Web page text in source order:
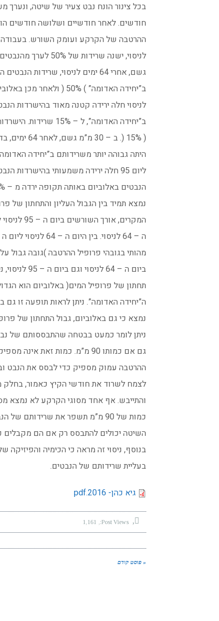
בכל צינור הונח נבט צעיר של שיטה,
חודשים. לאחר חודשיים ושלושה חודשים
ההרטבה של הקרקע ועומק השורש. בעבודה זו נמצא כי ב – 90
לניסוי, ישנה שרידות של 50% לערך מהנבטים, ב – 3 סוגי הקרקע. לעומת זאת, ב – 60 מ”מ
גשם, אחרי 64 ימים לניסוי, שרידות הנבטים הגבוהה ביותר הייתה בחול ) 90% (, לאחר מכן
ב”יחידה האדומה” ) 50% ( ולאחר מכן באלוביום ) 15% (. בין יום ה – 64 לניסוי ליום ה – 95
לניסוי חלה ירידה קטנה מאוד בהישרדות
ב”יחידה האדומה”, ל – 15% שרידות. הישרדות הנבטים באלוביום הייתה ונשארה נמוכה
( 15% (. ב – 30 מ”מ גשם, לאחר 64 ימים, בדומה ל – 60 מ”מ גשם, שרידות הנבטים בחול
היתה גבוהה יותר משרידותם ב”יחידה האדומה”
ליום 95 חלה ירידה משמעותי בהישרדות הנבטיים בחול וב”יחידה האדומה”. שרידות
הנבטים באלוביום באותה תקופה ירדה מ – 10% ל – 0% . בכל המדידות שנעשו, קצה השורש
נמצא תמיד בין הגבול העליון והתחתון של
המקרים, אורך השורשים ביום ה – 95 לניסוי לא היה ארוך יותר מאורכם של השורשים ביום
ה – 64 לניסוי. בין היום ה – 64 לניסוי ליום ה – 95 לניסוי, ברוב רובם של המקרים, אין שינוי
מהותי בגובהי פרופיל ההרטבה )גובה גבול עליון
ביום ה – 64 לניסוי וגם ביום ה – 95 לניסוי, ניתן לראות באופן ברור שעומק ההרטבה )גבול
תחתון של פרופיל המים( באלוביום הוא
ה”יחידה האדומה”. ניתן לראות תופעה זו גם ב – 60 מ”מ גשם אך באופן ברור
נמצא כי גם באלוביום, גבול התחתון של
ניתן לומר כמעט בבטחה שהתבססותם של
גם אם כמותו 90 מ”מ. כמות זאת אינה מספיקה להביא את גבולו התחתון של פרופיל
ההרטבה עמוק מספיק כדי לבסס את הנבט
לצמח לשרוד את חודשי הקיץ כאמור,
והתייבש. אף אחד מסוגי הקרקע לא נמצא
כמות של 90 מ”מ תשפר את שרידותם של הנבטים. משמעות ממצאים אלה היא כי נבטי
השיטה יכולים להתבסס רק אם הם מקבלים
בנוסף, ניסוי זה מראה כי הכימיה והפיזיקה
בעליית שרידותם של הנבטים.
גיא כהן- 2016.pdf
Post Views:
1,161
« פוסט קודם